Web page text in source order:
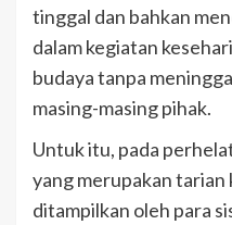
tinggal dan bahkan
dalam kegiatan
budaya tanpa
masing-masing pihak.
Untuk itu, pada
yang merupakan tarian
ditampilkan oleh para